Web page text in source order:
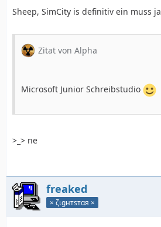
Sheep, SimCity is definitiv ein muss ja
Zitat von Alpha
Microsoft Junior Schreibstudio
>_> ne
freaked
× ζιgнтѕтαя ×